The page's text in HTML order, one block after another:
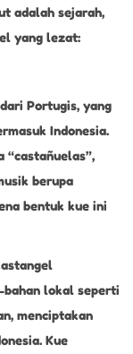
adalah sejarah,
yang lezat:
Portugis, yang
Indonesia.
“castañuelas”,
berupa
bentuk kue ini
bahan lokal seperti
menciptakan
Kue